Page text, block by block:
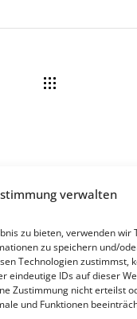
verwalten
zu bieten, verwenden wir
zu speichern und/
Technologien zustimmst,
eindeutige IDs auf dieser
Zustimmung nicht erteilst
und Funktionen
moderner Arbeitswelten
Lösungen für vernetztes